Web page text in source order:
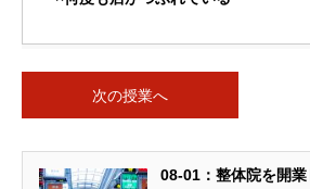
次の授業へ
08-01：整体院を開